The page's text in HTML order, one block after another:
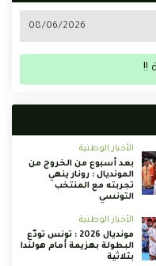
!!
الأخبار الوطنية
بعد أسبوع من الخروج من
المونديال : رونار ينهي
تجربته مع المنتخب
التونسي
الأخبار الوطنية
مونديال 2026 : تونس تودّع
البطولة بهزيمة أمام هولندا
بثلاثية